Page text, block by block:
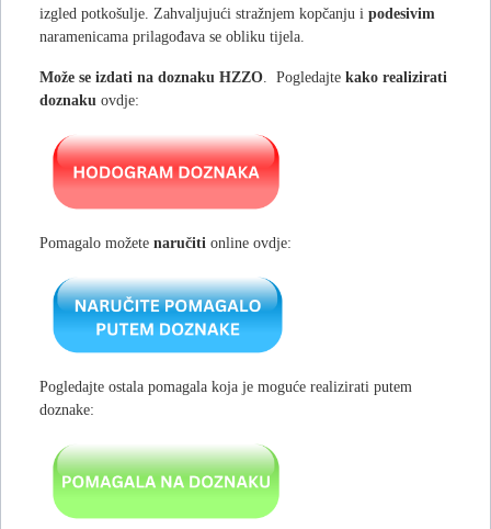
izgled potkošulje. Zahvaljujući stražnjem kopčanju i podesivim
naramenicama prilagođava se obliku tijela.
Može se izdati na doznaku HZZO . Pogledajte kako realizirati
doznaku ovdje:
Pomagalo možete naručiti online ovdje:
Pogledajte ostala pomagala koja je moguće realizirati putem
doznake: